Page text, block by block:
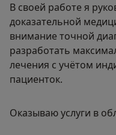
В своей работе я
доказательной
внимание точной
разработать
лечения с учётом
пациенток.
Оказываю услуги в